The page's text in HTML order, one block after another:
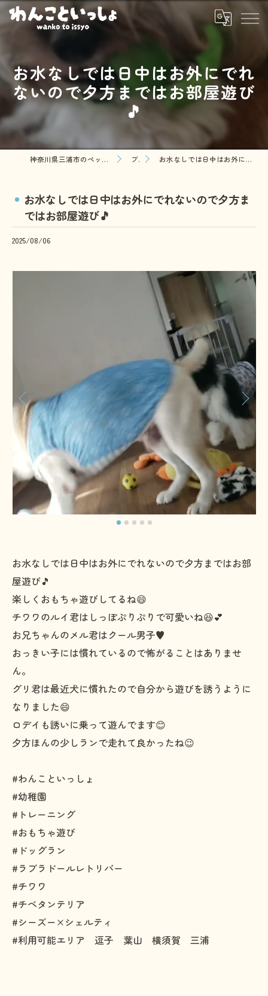
お水なしでは日中はお外にでれ
ないので夕方まではお部屋遊び
🎵
神奈川県三浦市のペットシッターならわんこといっしょ ブログ お水なしでは日中はお外にでれないので夕方まではお部屋遊び🎵
お水なしでは日中はお外にでれないので夕方ま
ではお部屋遊び🎵
2025/08/06
お水なしでは日中はお外にでれないので夕方まではお部
屋遊び🎵
楽しくおもちゃ遊びしてるね😄
チワワのルイ君はしっぽぷりぷりで可愛いね😆💕
お兄ちゃんのメル君はクール男子♥️
おっきい子には慣れているので怖がることはありませ
ん。
グリ君は最近犬に慣れたので自分から遊びを誘うように
なりました😄
ロデイも誘いに乗って遊んでます😊
夕方ほんの少しランで走れて良かったね😉
#わんこといっしょ
#幼稚園
#トレーニング
#おもちゃ遊び
#ドッグラン
#ラブラドールレトリバー
#チワワ
#チベタンテリア
#シーズー×シェルティ
#利用可能エリア 逗子 葉山 横須賀 三浦